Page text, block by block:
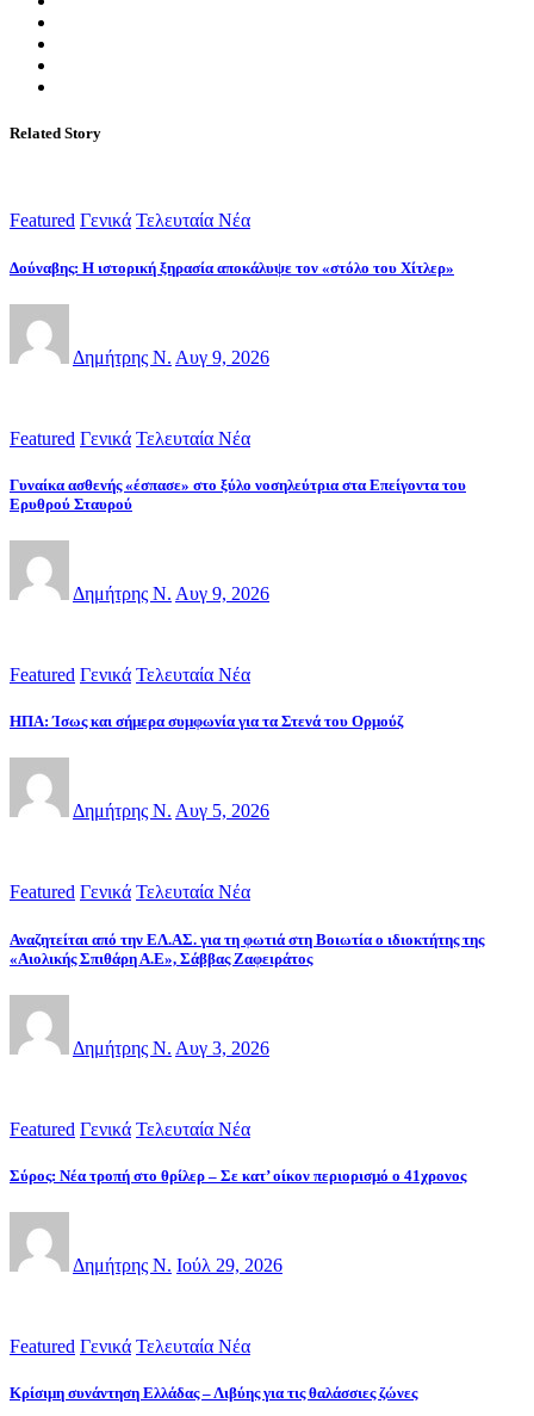
Related Story
Featured Γενικά Τελευταία Νέα
Δούναβης: Η ιστορική ξηρασία αποκάλυψε τον «στόλο του Χίτλερ»
Δημήτρης Ν. Αυγ 9, 2026
Featured Γενικά Τελευταία Νέα
Γυναίκα ασθενής «έσπασε» στο ξύλο νοσηλεύτρια στα Επείγοντα του
Ερυθρού Σταυρού
Δημήτρης Ν. Αυγ 9, 2026
Featured Γενικά Τελευταία Νέα
ΗΠΑ: Ίσως και σήμερα συμφωνία για τα Στενά του Ορμούζ
Δημήτρης Ν. Αυγ 5, 2026
Featured Γενικά Τελευταία Νέα
Αναζητείται από την ΕΛ.ΑΣ. για τη φωτιά στη Βοιωτία ο ιδιοκτήτης της
«Αιολικής Σπιθάρη Α.Ε», Σάββας Ζαφειράτος
Δημήτρης Ν. Αυγ 3, 2026
Featured Γενικά Τελευταία Νέα
Σύρος: Νέα τροπή στο θρίλερ – Σε κατ’ οίκον περιορισμό ο 41χρονος
Δημήτρης Ν. Ιούλ 29, 2026
Featured Γενικά Τελευταία Νέα
Κρίσιμη συνάντηση Ελλάδας – Λιβύης για τις θαλάσσιες ζώνες